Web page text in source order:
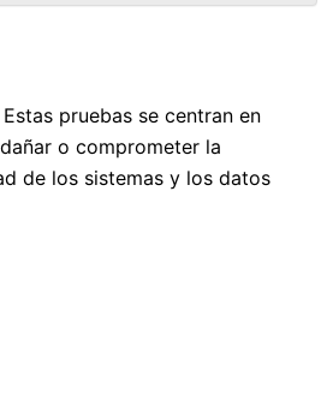
pruebas se centran en
o comprometer la
de los sistemas y los datos